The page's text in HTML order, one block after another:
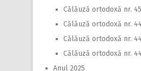
Călăuză ortodoxă nr.
Călăuză ortodoxă nr.
Călăuză ortodoxă nr.
Călăuză ortodoxă nr.
Anul 2025